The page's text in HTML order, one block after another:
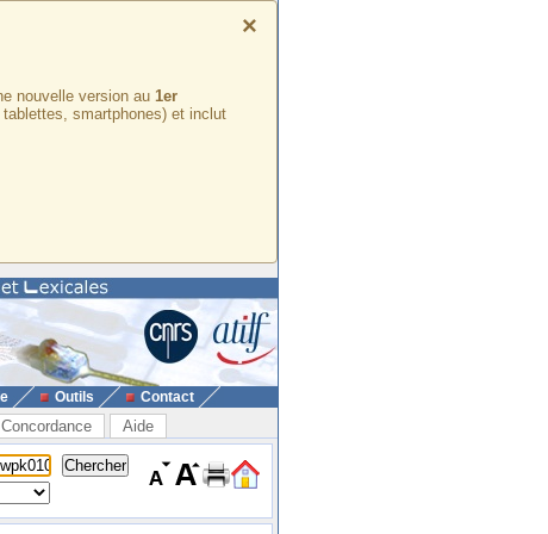
×
nouvelle version au 1er
smartphones) et inclut
Outils Contact
Concordance Aide